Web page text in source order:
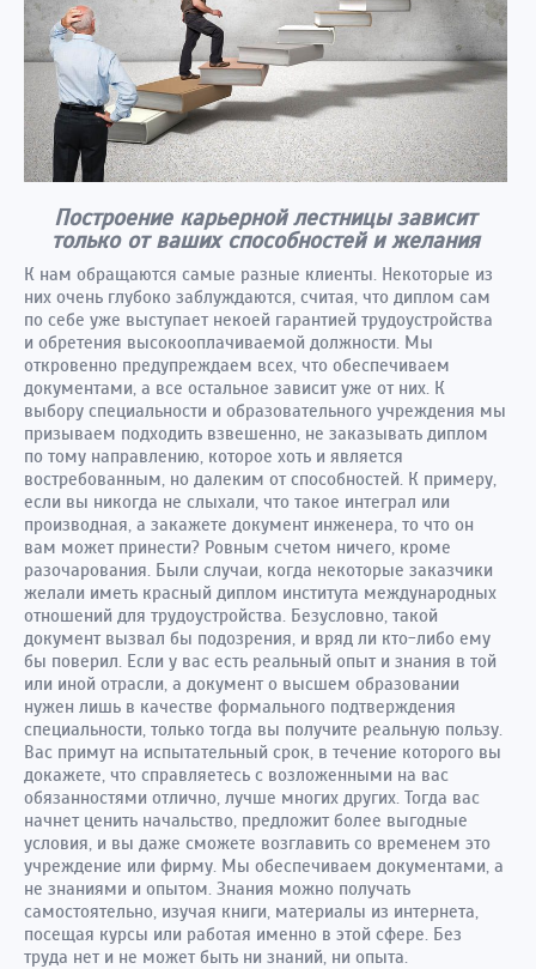
Построение карьерной лестницы зависит
только от ваших способностей и желания
К нам обращаются самые разные клиенты. Некоторые из
них очень глубоко заблуждаются, считая, что диплом сам
по себе уже выступает некоей гарантией трудоустройства
и обретения высокооплачиваемой должности. Мы
откровенно предупреждаем всех, что обеспечиваем
документами, а все остальное зависит уже от них. К
выбору специальности и образовательного учреждения мы
призываем подходить взвешенно, не заказывать диплом
по тому направлению, которое хоть и является
востребованным, но далеким от способностей. К примеру,
если вы никогда не слыхали, что такое интеграл или
производная, а закажете документ инженера, то что он
вам может принести? Ровным счетом ничего, кроме
разочарования. Были случаи, когда некоторые заказчики
желали иметь красный диплом института международных
отношений для трудоустройства. Безусловно, такой
документ вызвал бы подозрения, и вряд ли кто-либо ему
бы поверил. Если у вас есть реальный опыт и знания в той
или иной отрасли, а документ о высшем образовании
нужен лишь в качестве формального подтверждения
специальности, только тогда вы получите реальную пользу.
Вас примут на испытательный срок, в течение которого вы
докажете, что справляетесь с возложенными на вас
обязанностями отлично, лучше многих других. Тогда вас
начнет ценить начальство, предложит более выгодные
условия, и вы даже сможете возглавить со временем это
учреждение или фирму. Мы обеспечиваем документами, а
не знаниями и опытом. Знания можно получать
самостоятельно, изучая книги, материалы из интернета,
посещая курсы или работая именно в этой сфере. Без
труда нет и не может быть ни знаний, ни опыта.